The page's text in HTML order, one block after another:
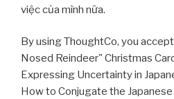
việc của mình nữa.
By using ThoughtCo, you
Nosed Reindeer" Christmas
Expressing Uncertainty in
How to Conjugate the Japanese